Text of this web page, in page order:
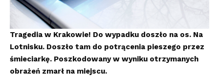
Tragedia w Krakowie! Do wypadku doszło na os. Na
Lotnisku. Doszło tam do potrącenia pieszego przez
śmieciarkę. Poszkodowany w wyniku otrzymanych
obrażeń zmarł na miejscu.